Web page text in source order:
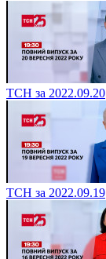
ТСН за 2022.09.20
ТСН за 2022.09.19